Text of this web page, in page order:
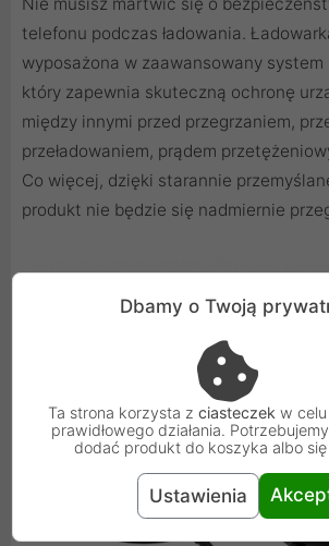
Nie musisz martwić się o
telefonu podczas ładowania.
wyposażona w zaawansowany
który zapewnia skuteczną ochronę
między innymi przed przegrzaniem,
przeładowaniem, prądem
Co więcej, dzięki starannie
produkt nie będzie się nadmiernie
Dbamy o Twoją
Ta strona korzysta z ciasteczek w
prawidłowego działania.
dodać produkt do koszyka albo
Ustawienia